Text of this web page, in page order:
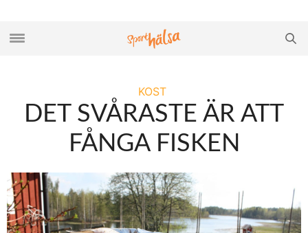
KOST
DET SVÅRASTE ÄR ATT
FÅNGA FISKEN